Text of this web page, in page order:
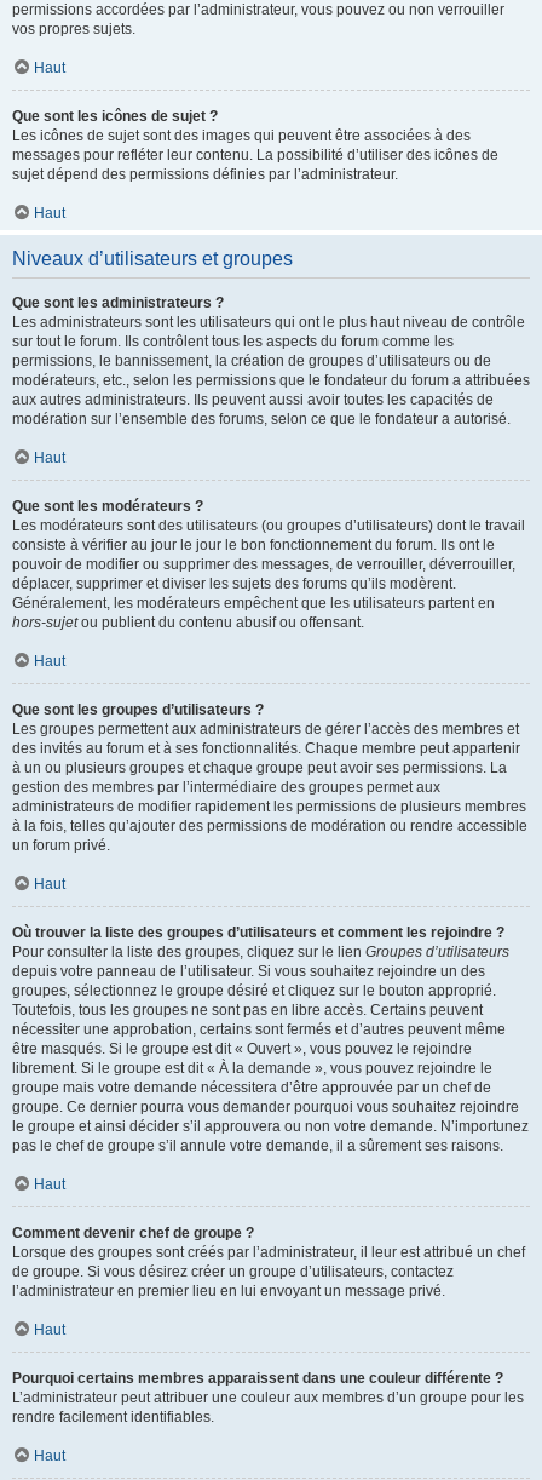
permissions accordées par l’administrateur, vous pouvez ou non verrouiller
vos propres sujets.
Haut
Que sont les icônes de sujet ?
Les icônes de sujet sont des images qui peuvent être associées à des
messages pour refléter leur contenu. La possibilité d’utiliser des icônes de
sujet dépend des permissions définies par l’administrateur.
Haut
Niveaux d’utilisateurs et groupes
Que sont les administrateurs ?
Les administrateurs sont les utilisateurs qui ont le plus haut niveau de contrôle
sur tout le forum. Ils contrôlent tous les aspects du forum comme les
permissions, le bannissement, la création de groupes d’utilisateurs ou de
modérateurs, etc., selon les permissions que le fondateur du forum a attribuées
aux autres administrateurs. Ils peuvent aussi avoir toutes les capacités de
modération sur l’ensemble des forums, selon ce que le fondateur a autorisé.
Haut
Que sont les modérateurs ?
Les modérateurs sont des utilisateurs (ou groupes d’utilisateurs) dont le travail
consiste à vérifier au jour le jour le bon fonctionnement du forum. Ils ont le
pouvoir de modifier ou supprimer des messages, de verrouiller, déverrouiller,
déplacer, supprimer et diviser les sujets des forums qu’ils modèrent.
Généralement, les modérateurs empêchent que les utilisateurs partent en
hors-sujetou publient du contenu abusif ou offensant.
Haut
Que sont les groupes d’utilisateurs ?
Les groupes permettent aux administrateurs de gérer l’accès des membres et
des invités au forum et à ses fonctionnalités. Chaque membre peut appartenir
à un ou plusieurs groupes et chaque groupe peut avoir ses permissions. La
gestion des membres par l’intermédiaire des groupes permet aux
administrateurs de modifier rapidement les permissions de plusieurs membres
à la fois, telles qu’ajouter des permissions de modération ou rendre accessible
un forum privé.
Haut
Où trouver la liste des groupes d’utilisateurs et comment les rejoindre ?
Pour consulter la liste des groupes, cliquez sur le lien Groupes d’utilisateurs
depuis votre panneau de l’utilisateur. Si vous souhaitez rejoindre un des
groupes, sélectionnez le groupe désiré et cliquez sur le bouton approprié.
Toutefois, tous les groupes ne sont pas en libre accès. Certains peuvent
nécessiter une approbation, certains sont fermés et d’autres peuvent même
être masqués. Si le groupe est dit « Ouvert », vous pouvez le rejoindre
librement. Si le groupe est dit « À la demande », vous pouvez rejoindre le
groupe mais votre demande nécessitera d’être approuvée par un chef de
groupe. Ce dernier pourra vous demander pourquoi vous souhaitez rejoindre
le groupe et ainsi décider s’il approuvera ou non votre demande. N’importunez
pas le chef de groupe s’il annule votre demande, il a sûrement ses raisons.
Haut
Comment devenir chef de groupe ?
Lorsque des groupes sont créés par l’administrateur, il leur est attribué un chef
de groupe. Si vous désirez créer un groupe d’utilisateurs, contactez
l’administrateur en premier lieu en lui envoyant un message privé.
Haut
Pourquoi certains membres apparaissent dans une couleur différente ?
L’administrateur peut attribuer une couleur aux membres d’un groupe pour les
rendre facilement identifiables.
Haut